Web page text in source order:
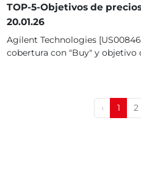
TOP-5-Objetivos de
20.01.26
Agilent Technologies
cobertura con "Buy" y objetivo
‹ 1 2